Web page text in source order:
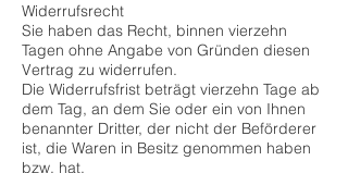
Widerrufsrecht
Sie haben das Recht, binnen vierzehn
Tagen ohne Angabe von Gründen diesen
Vertrag zu widerrufen.
Die Widerrufsfrist beträgt vierzehn Tage ab
dem Tag, an dem Sie oder ein von Ihnen
benannter Dritter, der nicht der Beförderer
ist, die Waren in Besitz genommen haben
bzw. hat.